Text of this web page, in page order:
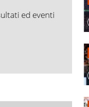
ed eventi